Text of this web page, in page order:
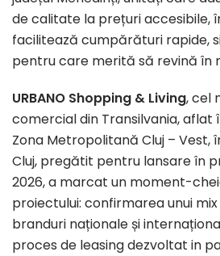
de calitate la prețuri accesibile,
facilitează cumpărături rapide,
pentru care merită să revină în
URBANO Shopping & Living, cel
comercial din Transilvania, aflat
Zona Metropolitană Cluj – Vest,
Cluj, pregătit pentru lansare în
2026, a marcat un moment-
proiectului: confirmarea unui
branduri naționale și
proces de leasing dezvoltat in